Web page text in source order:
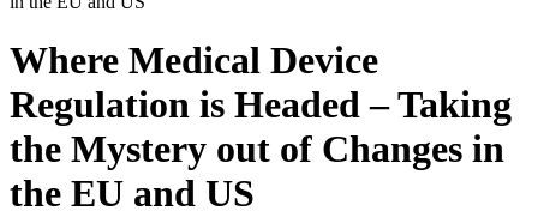
Where Medical Device
Regulation is Headed – Taking
the Mystery out of Changes in
the EU and US